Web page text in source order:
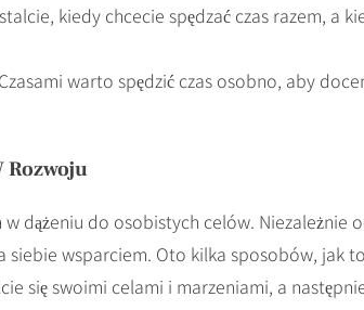
kiedy chcecie spędzać czas razem, a
Czasami warto spędzić czas osobno, aby
Rozwoju
dążeniu do osobistych celów. Niezależnie
siebie wsparciem. Oto kilka sposobów, jak
się swoimi celami i marzeniami, a